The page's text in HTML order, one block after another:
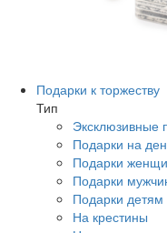
Подарки к торжеству
Тип
Эксклюзивные
Подарки на
Подарки
Подарки
Подарки детям
На крестины